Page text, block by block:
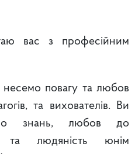
вас з професійним
повагу та любов
та вихователів. Ви
знань, любов до
та людяність юнім